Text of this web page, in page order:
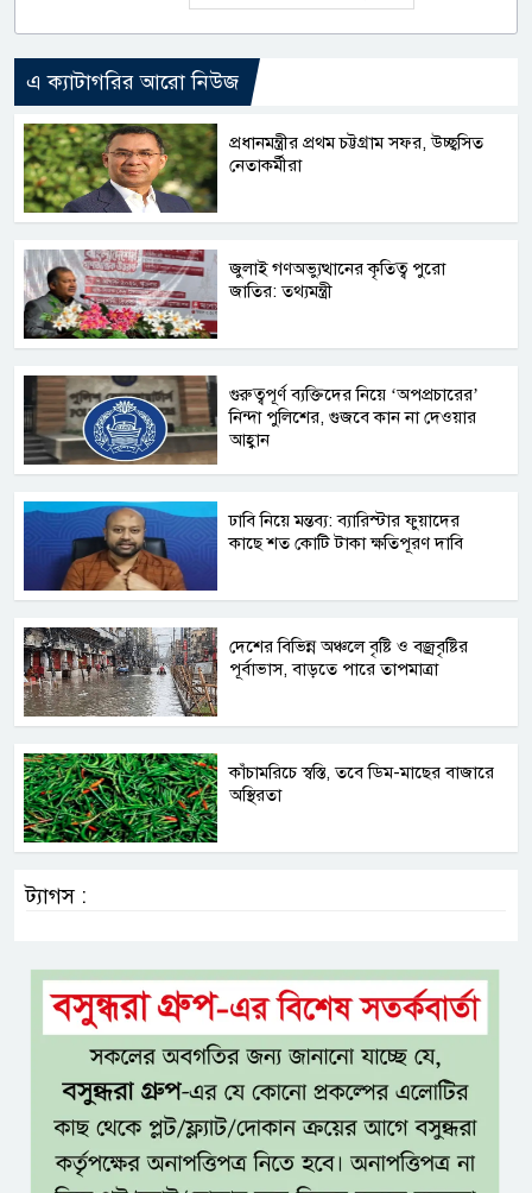
এ ক্যাটাগরির আরো নিউজ
প্রধানমন্ত্রীর প্রথম চট্টগ্রাম সফর, উচ্ছ্বসিত
নেতাকর্মীরা
জুলাই গণঅভ্যুত্থানের কৃতিত্ব পুরো
জাতির: তথ্যমন্ত্রী
গুরুত্বপূর্ণ ব্যক্তিদের নিয়ে ‘অপপ্রচারের’
নিন্দা পুলিশের, গুজবে কান না দেওয়ার
আহ্বান
ঢাবি নিয়ে মন্তব্য: ব্যারিস্টার ফুয়াদের
কাছে শত কোটি টাকা ক্ষতিপূরণ দাবি
দেশের বিভিন্ন অঞ্চলে বৃষ্টি ও বজ্রবৃষ্টির
পূর্বাভাস, বাড়তে পারে তাপমাত্রা
কাঁচামরিচে স্বস্তি, তবে ডিম-মাছের বাজারে
অস্থিরতা
ট্যাগস :